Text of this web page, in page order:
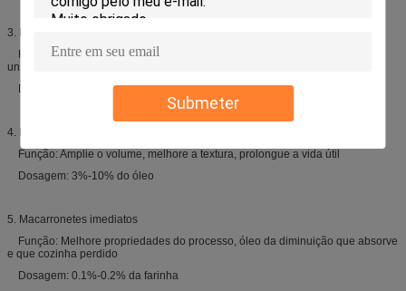
Submeter
3. Pães
Função: melhora o softness da migalha, fornece um fino e a estrutura
uniforme da migalha, reduz a taxa do staling
Dosagem: 0.3%-0.8% da farinha
4. Bolos
Função: Amplie o volume, melhore a textura, prolongue a vida útil
Dosagem: 3%-10% do óleo
5. Macarronetes imediatos
Função: Melhore propriedades do processo, óleo da diminuição que absorve
e que cozinha perdido
Dosagem: 0.1%-0.2% da farinha